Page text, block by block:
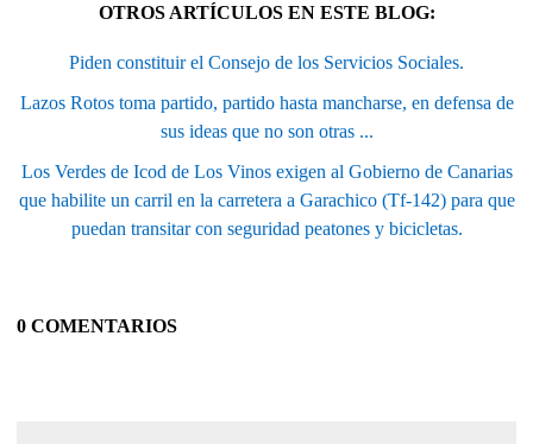
OTROS ARTÍCULOS EN ESTE BLOG:
Piden constituir el Consejo de los Servicios Sociales.
Lazos Rotos toma partido, partido hasta mancharse, en defensa de
sus ideas que no son otras ...
Los Verdes de Icod de Los Vinos exigen al Gobierno de Canarias
que habilite un carril en la carretera a Garachico (Tf-142) para que
puedan transitar con seguridad peatones y bicicletas.
0 COMENTARIOS